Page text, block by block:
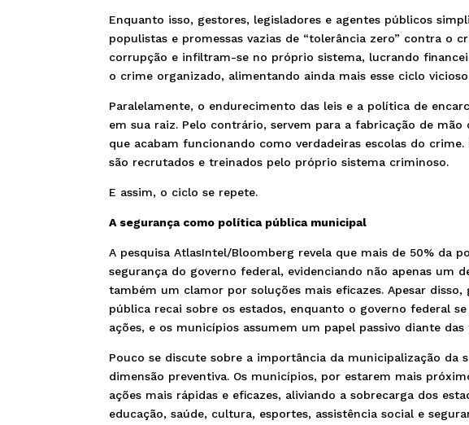
Enquanto isso, gestores, legisladores e agentes públicos
populistas e promessas vazias de “tolerância zero” contra o
corrupção e infiltram-se no próprio sistema, lucrando
o crime organizado, alimentando ainda mais esse ciclo
Paralelamente, o endurecimento das leis e a política de
em sua raiz. Pelo contrário, servem para a fabricação de
que acabam funcionando como verdadeiras escolas do
são recrutados e treinados pelo próprio sistema criminoso.
E assim, o ciclo se repete.
A segurança como política pública municipal
A pesquisa AtlasIntel/Bloomberg revela que mais de 50% da
segurança do governo federal, evidenciando não apenas um
também um clamor por soluções mais eficazes. Apesar
pública recai sobre os estados, enquanto o governo federal
ações, e os municípios assumem um papel passivo diante das
Pouco se discute sobre a importância da municipalização da
dimensão preventiva. Os municípios, por estarem mais
ações mais rápidas e eficazes, aliviando a sobrecarga dos
educação, saúde, cultura, esportes, assistência social e